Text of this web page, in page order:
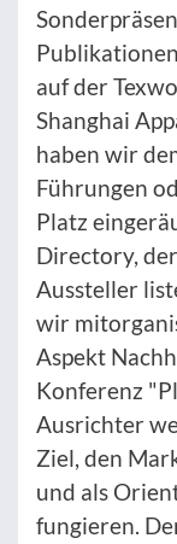
auf der
Shanghai
haben wir
Führungen
Platz
Directory,
Aussteller
wir
Aspekt
Konferenz
Ausrichter
Ziel, den
und als
fungieren.